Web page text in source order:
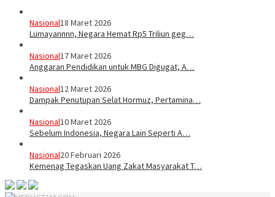
Nasional18 Maret 2026
Lumayannnn, Negara Hemat Rp5 Triliun geg…
Nasional17 Maret 2026
Anggaran Pendidikan untuk MBG Digugat, A…
Nasional12 Maret 2026
Dampak Penutupan Selat Hormuz, Pertamina…
Nasional10 Maret 2026
Sebelum Indonesia, Negara Lain Seperti A…
Nasional20 Februari 2026
Kemenag Tegaskan Uang Zakat Masyarakat T…